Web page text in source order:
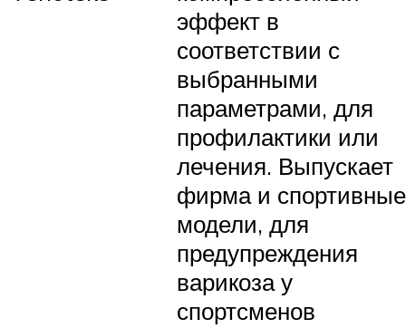
эффект в
соответствии с
выбранными
параметрами, для
профилактики или
лечения. Выпускает
фирма и спортивные
модели, для
предупреждения
варикоза у
спортсменов